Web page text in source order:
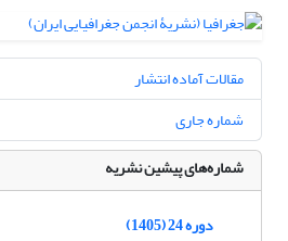
مقالات آماده انتشار
شماره جاری
شماره‌های پیشین نشریه
دوره 24 (1405)